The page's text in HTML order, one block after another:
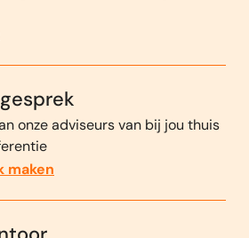
onze adviseurs van bij jou thuis
maken